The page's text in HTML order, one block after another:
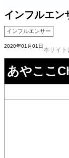
インフルエン
インフルエンサー
2020年01月01日
本サイト
あやここ